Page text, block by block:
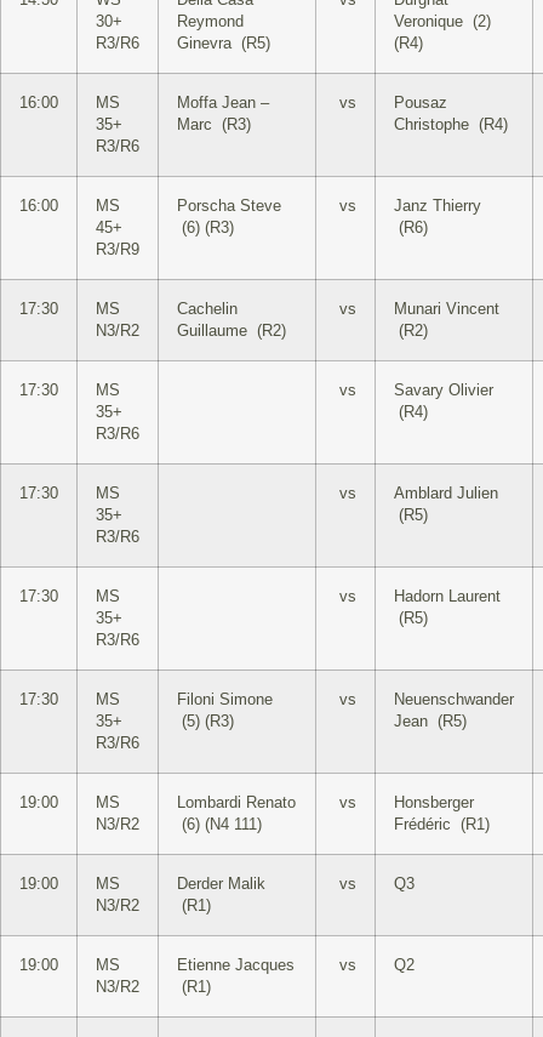
30+
R3/R6
Reymond
Ginevra (R5)
Veronique (2)
(R4)
16:00
MS
35+
R3/R6
Moffa Jean –
Marc (R3)
vs
Pousaz
Christophe (R4)
16:00
MS
45+
R3/R9
Porscha Steve
(6) (R3)
vs
Janz Thierry
(R6)
17:30
MS
N3/R2
Cachelin
Guillaume (R2)
vs
Munari Vincent
(R2)
17:30
MS
35+
R3/R6
vs
Savary Olivier
(R4)
17:30
MS
35+
R3/R6
vs
Amblard Julien
(R5)
17:30
MS
35+
R3/R6
vs
Hadorn Laurent
(R5)
17:30
MS
35+
R3/R6
Filoni Simone
(5) (R3)
vs
Neuenschwander
Jean (R5)
19:00
MS
N3/R2
Lombardi Renato
(6) (N4 111)
vs
Honsberger
Frédéric (R1)
19:00
MS
N3/R2
Derder Malik
(R1)
vs Q3
19:00
MS
N3/R2
Etienne Jacques
(R1)
vs Q2